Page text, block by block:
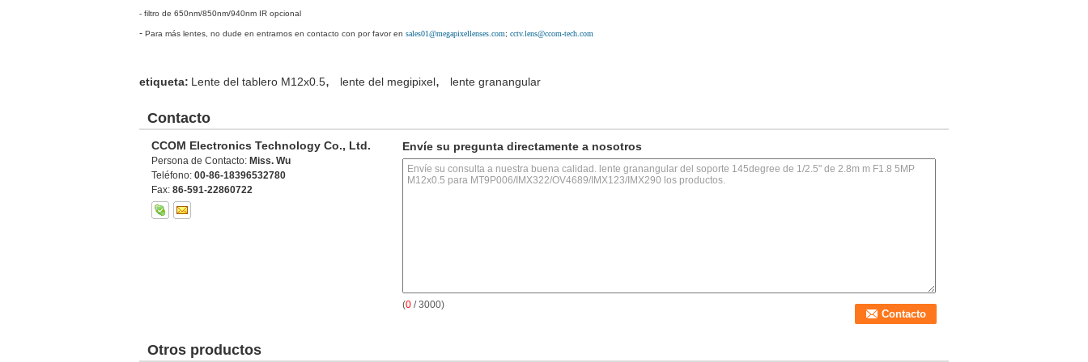
- filtro de 650nm/850nm/940nm IR opcional
- Para más lentes, no dude en entrarnos en contacto con por favor en sales01@megapixellenses.com; cctv.lens@ccom-tech.com
etiqueta: Lente del tablero M12x0.5, lente del megipixel, lente granangular
Contacto
CCOM Electronics Technology Co., Ltd.
Persona de Contacto: Miss. Wu
Teléfono: 00-86-18396532780
Fax: 86-591-22860722
Envíe su pregunta directamente a nosotros
(0 / 3000)
Otros productos